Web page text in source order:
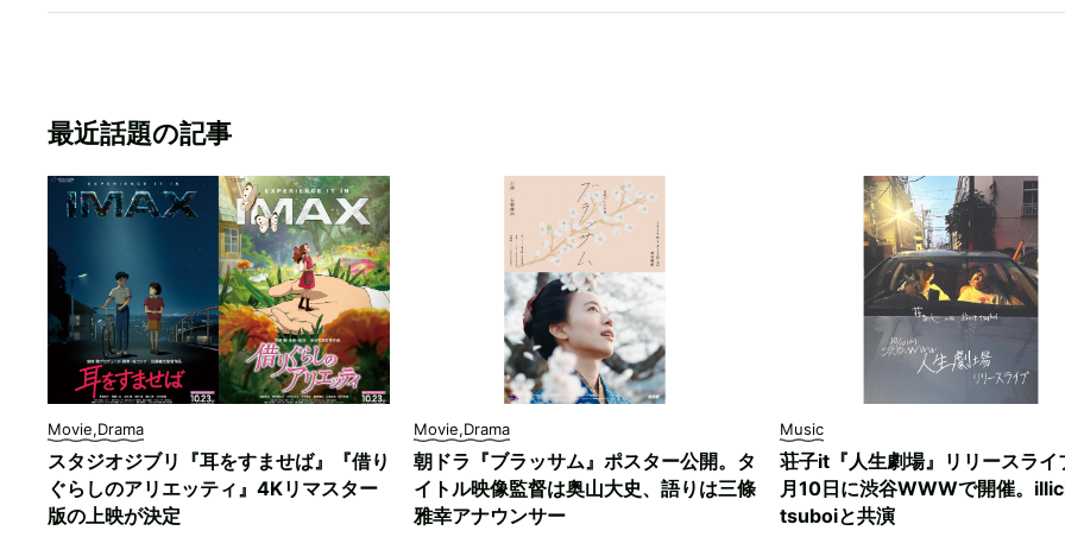
最近話題の記事
Movie,Drama
スタジオジブリ『耳をすませば』『借り
ぐらしのアリエッティ』4Kリマスター
版の上映が決定
Movie,Drama
朝ドラ『ブラッサム』ポスター公開。タ
イトル映像監督は奥山大史、語りは三條
雅幸アナウンサー
Music
荘子it『人生劇場』リリースライ
月10日に渋谷WWWで開催。
tsuboiと共演